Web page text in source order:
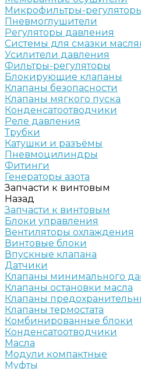
Микрофильтры-
Пневмоглушители
Регуляторы давления
Системы для смазки
Усилители давления
Фильтры-регуляторы
Блокирующие клапаны
Клапаны безопасности
Клапаны мягкого пуска
Конденсатоотводчики
Реле давления
Трубки
Катушки и разъёмы
Пневмоцилиндры
Фитинги
Генераторы азота
Запчасти к винтовым
Назад
Запчасти к винтовым
Блоки управления
Вентиляторы охлаждения
Винтовые блоки
Впускные клапана
Датчики
Клапаны минимального
Клапаны остановки масла
Клапаны
Клапаны термостата
Комбинированные блоки
Конденсатоотводчики
Масла
Модули компактные
Муфты